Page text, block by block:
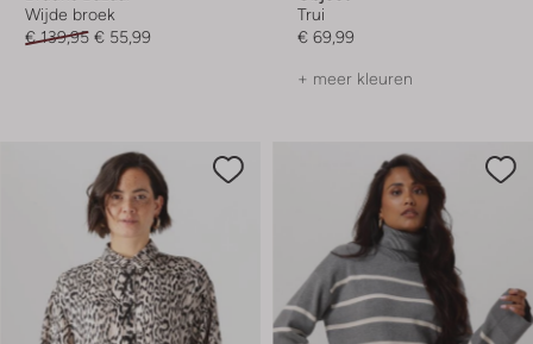
Wijde broek
€ 139,95 € 55,99
Trui
€ 69,99
+ meer kleuren